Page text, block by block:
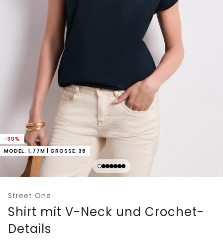
-30%
MODEL: 1,77M | GRÖSSE: 36
Street One
Shirt mit V-Neck und Crochet-
Details